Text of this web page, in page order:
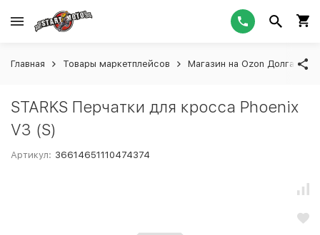
Главная Товары маркетплейсов Магазин на Ozon Долгашева
STARKS Перчатки для кросса Phoenix
V3 (S)
Артикул: 36614651110474374